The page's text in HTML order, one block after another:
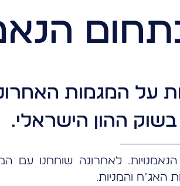
על המגמות
בשוק ההון הישראלי.
הנאמנויות. לאחרונה שוחחנו
האג"ח והמניות.